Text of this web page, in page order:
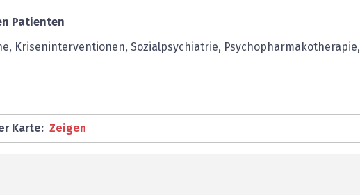
Patienten
Kriseninterventionen, Sozialpsychiatrie, Psychopharmakotherapie,
Karte: Zeigen